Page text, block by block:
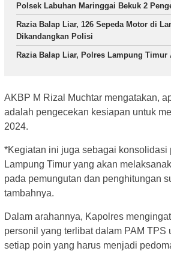
Polsek Labuhan Maringgai Bekuk 2
Razia Balap Liar, 126 Sepeda Motor di
Dikandangkan Polisi
Razia Balap Liar, Polres Lampung Timur
AKBP M Rizal Muchtar mengatakan,
adalah pengecekan kesiapan untuk
2024.
*Kegiatan ini juga sebagai konsolidasi
Lampung Timur yang akan
pada pemungutan dan penghitungan
tambahnya.
Dalam arahannya, Kapolres
personil yang terlibat dalam PAM TPS
setiap poin yang harus menjadi